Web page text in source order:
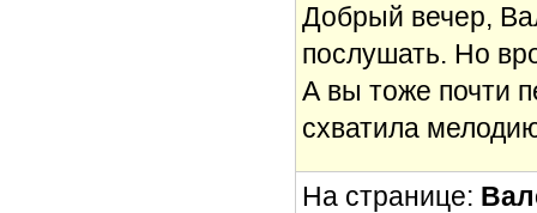
Добрый вечер,
послушать. Но
А вы тоже почти
схватила
На странице: